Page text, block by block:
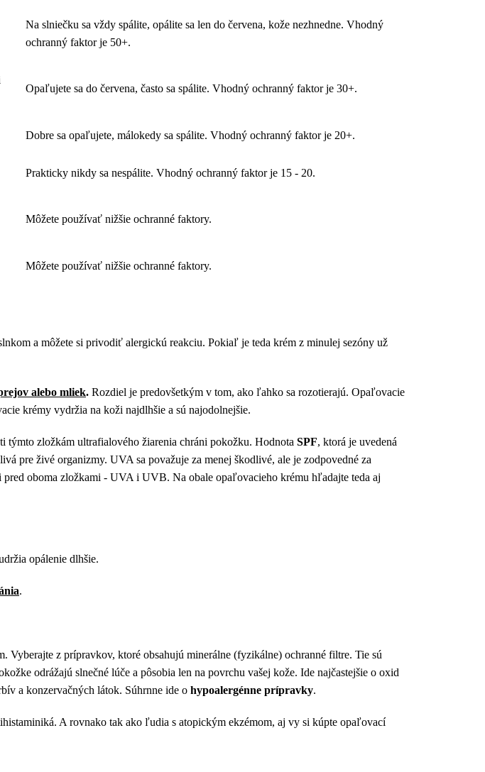
Na slniečku sa vždy spálite, opálite sa len do červena, kože nezhnedne. Vhodný
ochranný faktor je 50+.
Opaľujete sa do červena, často sa spálite. Vhodný ochranný faktor je 30+.
Dobre sa opaľujete, málokedy sa spálite. Vhodný ochranný faktor je 20+.
Prakticky nikdy sa nespálite. Vhodný ochranný faktor je 15 - 20.
Môžete používať nižšie ochranné faktory.
Môžete používať nižšie ochranné faktory.
a môžete si privodiť alergickú reakciu. Pokiaľ je teda krém z minulej sezóny už
alebo mliek. Rozdiel je predovšetkým v tom, ako ľahko sa rozotierajú. Opaľovacie
krémy vydržia na koži najdlhšie a sú najodolnejšie.
zložkám ultrafialového žiarenia chráni pokožku. Hodnota SPF, ktorá je uvedená
pre živé organizmy. UVA sa považuje za menej škodlivé, ale je zodpovedné za
oboma zložkami - UVA i UVB. Na obale opaľovacieho krému hľadajte teda aj
opálenie dlhšie.
.
z prípravkov, ktoré obsahujú minerálne (fyzikálne) ochranné filtre. Tie sú
odrážajú slnečné lúče a pôsobia len na povrchu vašej kože. Ide najčastejšie o oxid
a konzervačných látok. Súhrnne ide o hypoalergénne prípravky.
A rovnako tak ako ľudia s atopickým ekzémom, aj vy si kúpte opaľovací